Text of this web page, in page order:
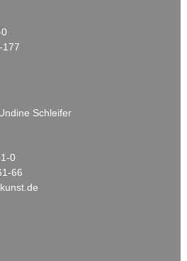
177
Schleifer
0
66